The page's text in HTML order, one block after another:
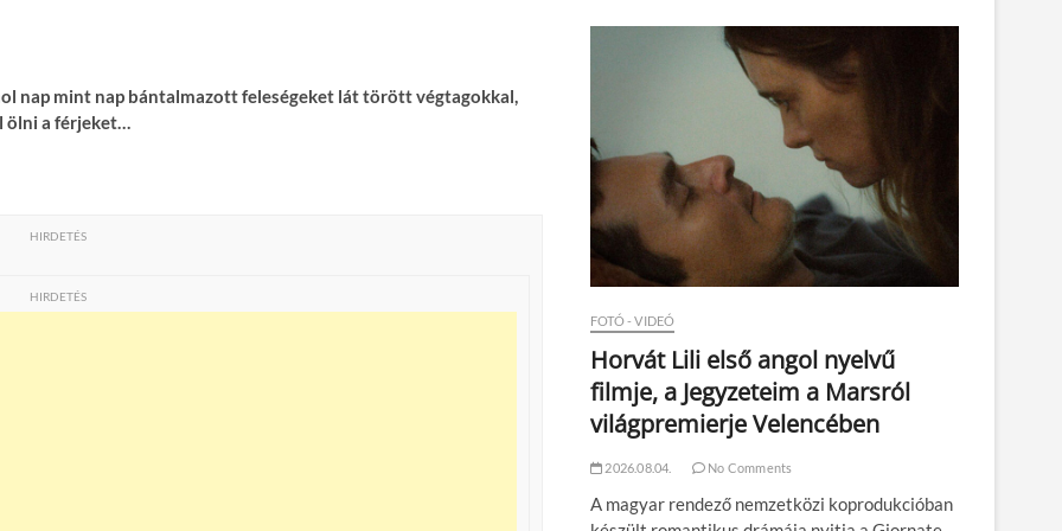
nap mint nap bántalmazott feleségeket lát törött végtagokkal,
ölni a férjeket…
HIRDETÉS
HIRDETÉS
FOTÓ - VIDEÓ
Horvát Lili első angol nyelvű
filmje, a Jegyzeteim a Marsról
világpremierje Velencében
2026.08.04. No Comments
A magyar rendező nemzetközi koprodukcióban